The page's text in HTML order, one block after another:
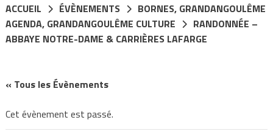
ACCUEIL ÉVÈNEMENTS BORNES, GRANDANGOULÊME
AGENDA, GRANDANGOULÊME CULTURE
RANDONNÉE –
ABBAYE NOTRE-DAME & CARRIÈRES LAFARGE
« Tous les Évènements
Cet évènement est passé.